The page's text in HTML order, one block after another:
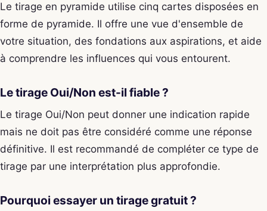
Le tirage en pyramide utilise cinq cartes disposées en
forme de pyramide. Il offre une vue d'ensemble de
votre situation, des fondations aux aspirations, et aide
à comprendre les influences qui vous entourent.
Le tirage Oui/Non est-il fiable ?
Le tirage Oui/Non peut donner une indication rapide
mais ne doit pas être considéré comme une réponse
définitive. Il est recommandé de compléter ce type de
tirage par une interprétation plus approfondie.
Pourquoi essayer un tirage gratuit ?